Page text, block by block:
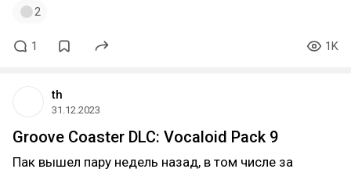
2
1 1K
th
31.12.2023
Groove Coaster DLC: Vocaloid Pack 9
Пак вышел пару недель назад, в том числе за